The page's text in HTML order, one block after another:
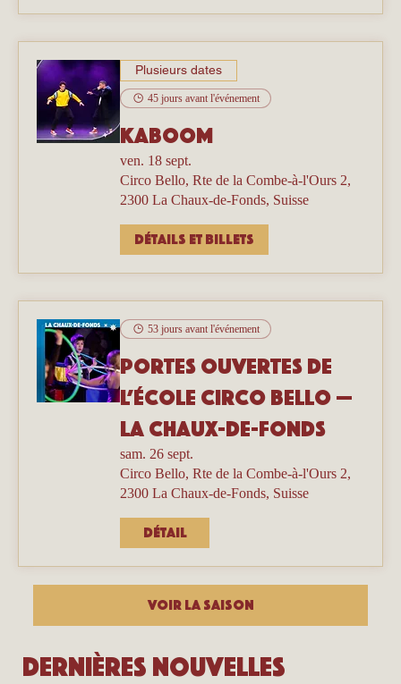
Voir la Saison
Plusieurs dates
45 jours avant l'événement
Kaboom
ven. 18 sept.
Circo Bello, Rte de la Combe-à-l'Ours 2,
2300 La Chaux-de-Fonds, Suisse
Détails et billets
53 jours avant l'événement
Portes ouvertes de
l’école Circo Bello —
La Chaux-de-Fonds
sam. 26 sept.
Circo Bello, Rte de la Combe-à-l'Ours 2,
2300 La Chaux-de-Fonds, Suisse
Détail
Dernières nouvelles